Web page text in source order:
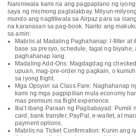
Naniniwala kami na ang pagpaplano ng
saya ng mismong paglalakbay. Milyun-
mundo ang nagtitiwala sa Airpaz para sa
na karanasan sa pag-book. Narito ang
sa amin:
Mabilis at Madaling Paghahanap: I-filter at
base sa presyo, schedule, tagal ng
paghahanap lang.
Madaling Add-Ons: Magdagdag ng
upuan, mag-pre-order ng pagkain, o
sa iyong flight.
Mga Opsyon sa Class Fare: Naghahanap
kami ng mga pagpipilian mula economy
mas premium na flight experience.
Iba't ibang Paraan ng Pagbabayad: Pumili
card, bank transfer, PayPal, e-wallet, at
payment options.
Mabilis na Ticket Confirmation: Kunin ang